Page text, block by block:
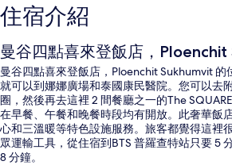
住宿介紹
曼谷四點喜來登飯店，Ploenchit
曼谷四點喜來登飯店，Ploenchit Sukhumvit 的
就可以到娜娜廣場和泰國康民醫院。您可以去
圈，然後再去這裡 2 間餐廳之一的The
在早餐、午餐和晚餐時段均有開放。此奢華飯
心和三溫暖等特色設施服務。旅客都覺得這裡
眾運輸工具，從住宿到BTS 普羅查特站只要 5
8 分鐘。